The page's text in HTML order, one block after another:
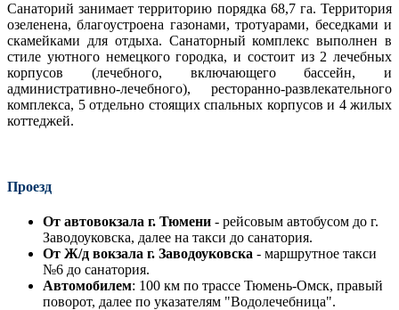
Санаторий занимает территорию порядка 68,7 га. Территория
озеленена, благоустроена газонами, тротуарами, беседками и
скамейками для отдыха. Санаторный комплекс выполнен в
стиле уютного немецкого городка, и состоит из 2 лечебных
корпусов (лечебного, включающего бассейн, и
административно-лечебного), ресторанно-развлекательного
комплекса, 5 отдельно стоящих спальных корпусов и 4 жилых
коттеджей.
Проезд
От автовокзала г. Тюмени - рейсовым автобусом до г.
Заводоуковска, далее на такси до санатория.
От Ж/д вокзала г. Заводоуковска - маршрутное такси
№6 до санатория.
Автомобилем: 100 км по трассе Тюмень-Омск, правый
поворот, далее по указателям "Водолечебница".